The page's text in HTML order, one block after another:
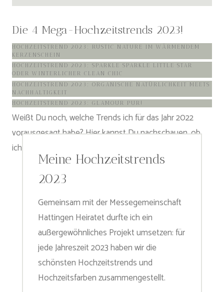
Die 4 Mega-Hochzeitstrends 2023!
HOCHZEITSTREND 2023: RUSTIC NATURE IM WÄRMENDEM
KERZENSCHEIN
HOCHZEITSTREND 2023: SPARKLE SPARKLE LITTLE STAR
ODER WINTERLICHER CLEAN CHIC
HOCHZEITSTREND 2023: ORGANISCHE NATÜRLICHKEIT MEETS
NACHHALTIGKEIT
HOCHZEITSTREND 2023: GLAMOUR PUR!
Weißt Du noch, welche Trends ich für das Jahr 2022
vorausgesagt habe? Hier kannst Du nachschauen, ob
ich Recht behalten habe:
Meine Hochzeitstrends
2023
Gemeinsam mit der Messegemeinschaft
Hattingen Heiratet durfte ich ein
außergewöhnliches Projekt umsetzen: für
jede Jahreszeit 2023 haben wir die
schönsten Hochzeitstrends und
Hochzeitsfarben zusammengestellt.